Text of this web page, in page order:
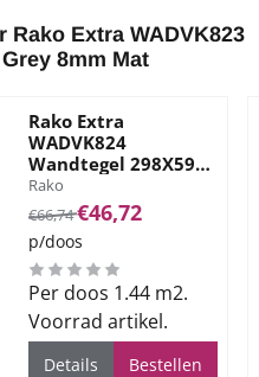
Rako Extra WADVK823
8mm Mat
Rako Extra
WADVK824
Wandtegel 298X598
Dark Grey 8mm Mat
Merk:
Rako
Van 66,74 voor 46,72
€66,74€46,72
p/doos
Per doos 1.44 m2.
Voorrad artikel.
Details Bestellen